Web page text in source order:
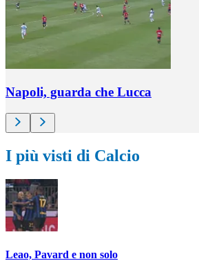
Napoli, guarda che Lucca
I più visti di Calcio
Leao, Pavard e non solo